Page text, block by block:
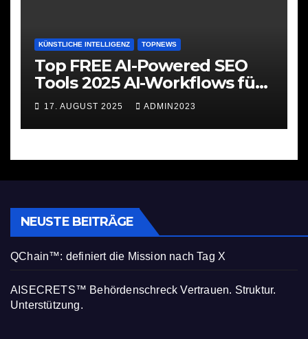
KÜNSTLICHE INTELLIGENZ TOPNEWS
Top FREE AI-Powered SEO
Tools 2025 AI-Workflows für
SEO
17. AUGUST 2025 ADMIN2023
NEUSTE BEITRÄGE
QChain™: definiert die Mission nach Tag X
AISECRETS™ Behördenschreck Vertrauen. Struktur.
Unterstützung.